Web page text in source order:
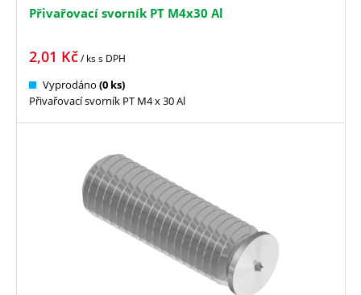
Přivařovací svorník PT M4x30 Al
2,01 Kč/ kss DPH
Vyprodáno (0 ks)
Přivařovací svorník PT M4 x 30 Al